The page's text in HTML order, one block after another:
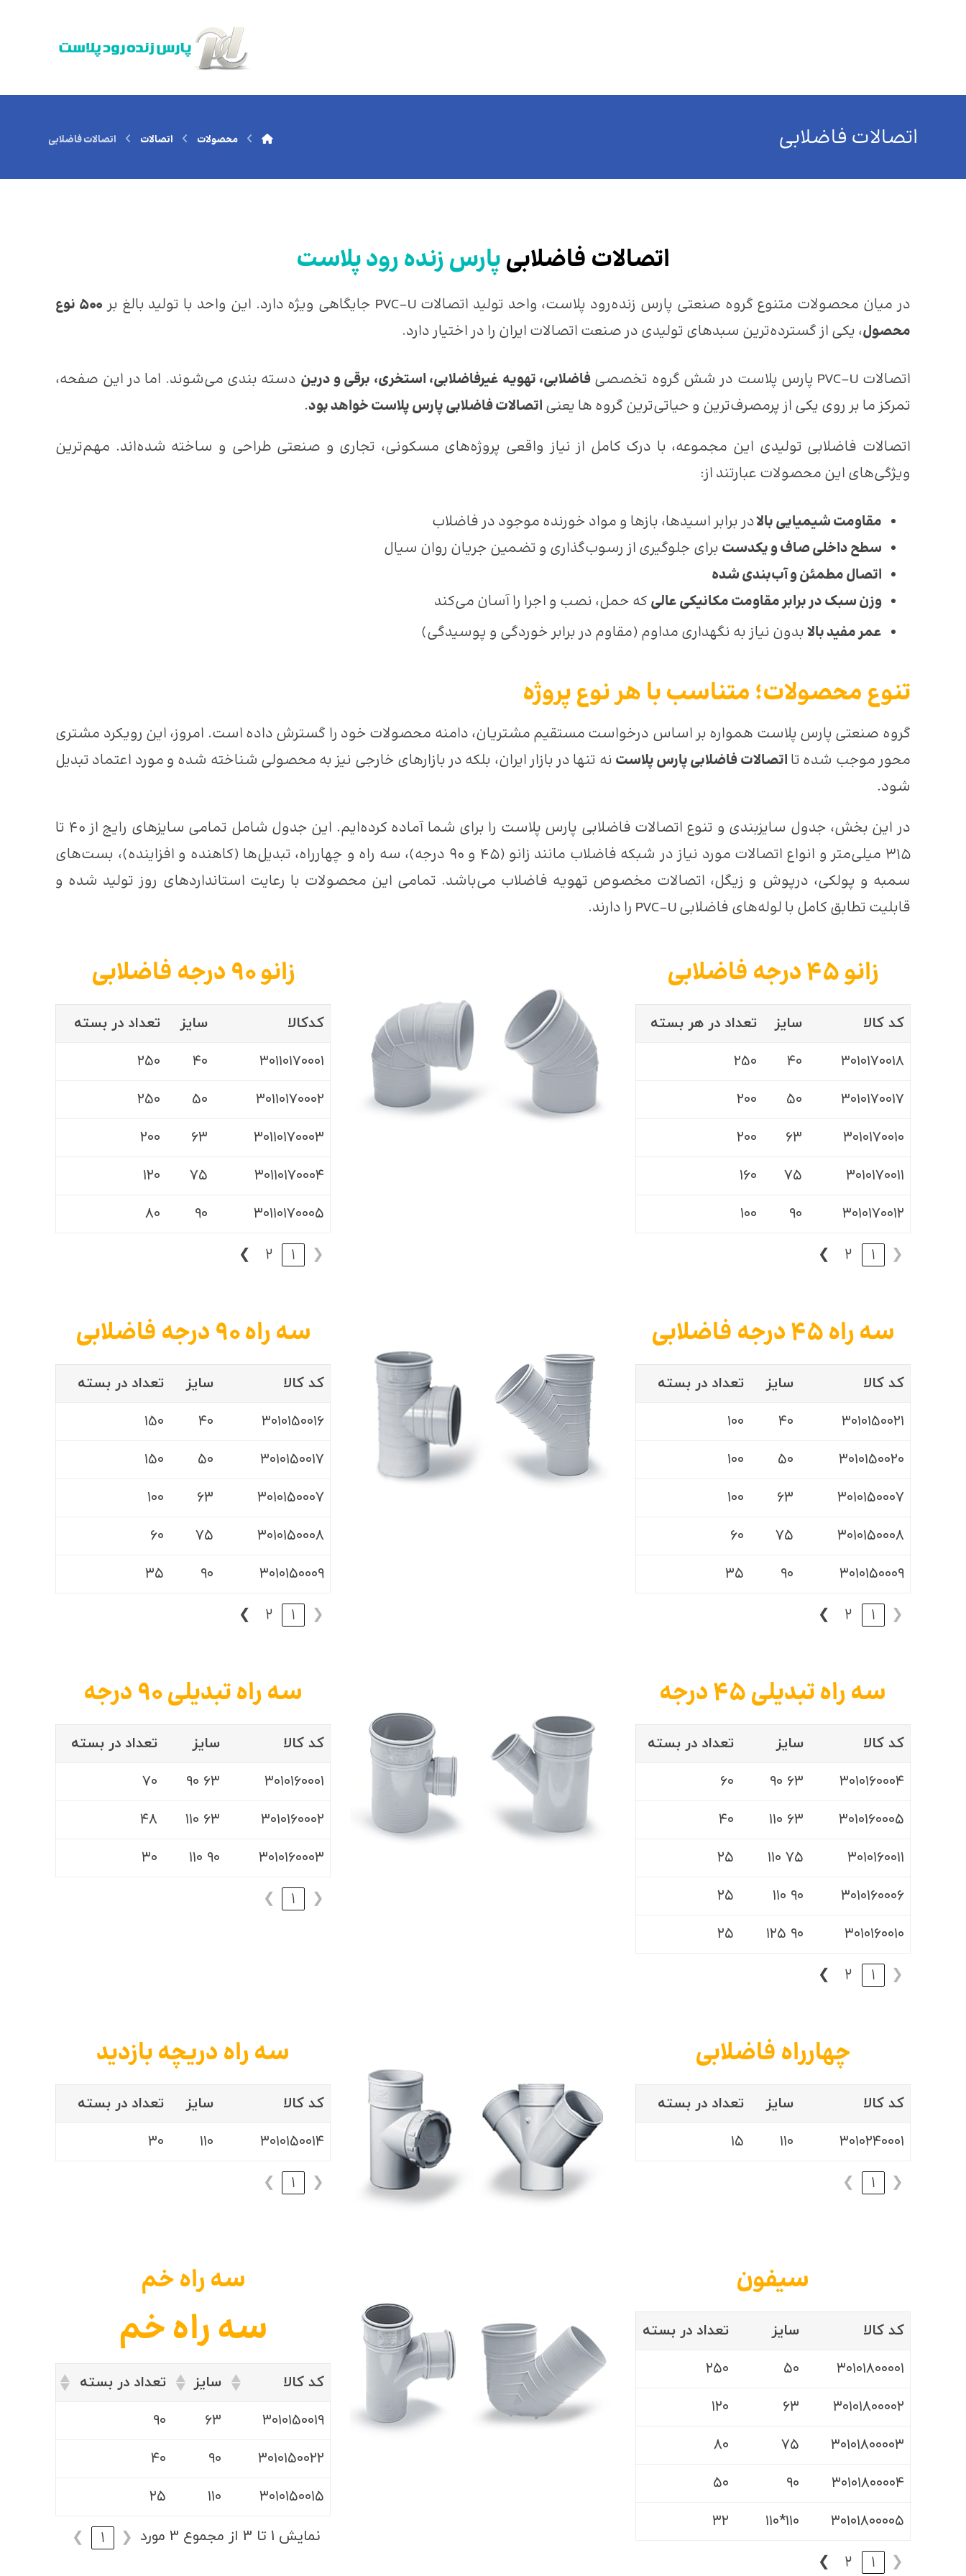
اتصالات فاضلابی محصولات اتصالات اتصالات فاضلابی
اتصالات فاضلابیپارس زنده رود پلاست
در میان محصولات متنوع گروه صنعتی پارس زنده‌رود پلاست، واحد تولید اتصالات PVC-U جایگاهی ویژه دارد. این واحد با تولید بالغ بر
۵۰۰ نوع
محصول، یکی از گسترده‌ترین سبدهای تولیدی در صنعت اتصالات ایران را در اختیار دارد.
اتصالات PVC-U پارس پلاست در شش گروه تخصصی فاضلابی، تهویه غیرفاضلابی، استخری، برقی و درین دسته بندی می‌شوند. اما در این صفحه،
تمرکز ما بر روی یکی از پرمصرف‌ترین و حیاتی‌ترین گروه ها یعنیاتصالات فاضلابی پارس پلاست خواهد بود.
اتصالات فاضلابی تولیدی این مجموعه، با درک کامل از نیاز واقعی پروژه‌های مسکونی، تجاری و صنعتی طراحی و ساخته شده‌اند. مهم‌ترین
ویژگی‌های این محصولات عبارتند از:
مقاومت شیمیایی بالادر برابر اسیدها، بازها و مواد خورنده موجود در فاضلاب
سطح داخلی صاف و یکدستبرای جلوگیری از رسوب‌گذاری و تضمین جریان روان سیال
اتصال مطمئن و آب‌بندی شده
وزن سبک در برابر مقاومت مکانیکی عالیکه حمل، نصب و اجرا را آسان می‌کند
عمر مفید بالابدون نیاز به نگهداری مداوم (مقاوم در برابر خوردگی و پوسیدگی)
تنوع محصولات؛ متناسب با هر نوع پروژه
گروه صنعتی پارس پلاست همواره بر اساس درخواست مستقیم مشتریان، دامنه محصولات خود را گسترش داده است. امروز، این رویکرد مشتری
محور موجب شده تااتصالات فاضلابی پارس پلاستنه تنها در بازار ایران، بلکه در بازارهای خارجی نیز به محصولی شناخته شده و مورد اعتماد تبدیل
شود.
در این بخش، جدول سایزبندی و تنوع اتصالات فاضلابی پارس پلاست را برای شما آماده کرده‌ایم
. این جدول شامل تمامی سایزهای رایج از ۴۰ تا
۳۱۵ میلی‌متر و انواع اتصالات مورد نیاز در شبکه فاضلاب مانند زانو (۴۵ و ۹۰ درجه)، سه راه و چهارراه، تبدیل‌ها (کاهنده و افزاینده)، بست‌های
سمبه و پولكی، درپوش و زیگل، اتصالات مخصوص تهویه فاضلاب می‌باشد. تمامی این محصولات با رعایت استانداردهای روز تولید شده و
قابلیت تطابق کامل با لوله‌های فاضلابی PVC-U را دارند.
زانو ۴۵ درجه فاضلابی
کد کالا سایز
تعداد در هر بسته
۳۰۱۰۱۷۰۰۱۸
۴۰
۲۵۰
۳۰۱۰۱۷۰۰۱۷
۵۰
۲۰۰
۳۰۱۰۱۷۰۰۱۰
۶۳
۲۰۰
۳۰۱۰۱۷۰۰۱۱
۷۵
۱۶۰
۳۰۱۰۱۷۰۰۱۲
۹۰ ۱۰۰
❮
1
2
❯
زانو ۹۰ درجه فاضلابی
کدکالا سایز
تعداد در بسته
۳۰۱۱۰۱۷۰۰۰۱
۴۰
۲۵۰
۳۰۱۱۰۱۷۰۰۰۲
۵۰
۲۵۰
۳۰۱۱۰۱۷۰۰۰۳
۶۳
۲۰۰
۳۰۱۱۰۱۷۰۰۰۴
۷۵
۱۲۰
۳۰۱۱۰۱۷۰۰۰۵
۹۰ ۸۰
❮
1
2
❯
سه راه ۴۵ درجه فاضلابی
کد کالا سایز
تعداد در بسته
۳۰۱۰۱۵۰۰۲۱
۴۰
۱۰۰
۳۰۱۰۱۵۰۰۲۰
۵۰
۱۰۰
۳۰۱۰۱۵۰۰۰۷
۶۳
۱۰۰
۳۰۱۰۱۵۰۰۰۸
۷۵
۶۰
۳۰۱۰۱۵۰۰۰۹
۹۰ ۳۵
❮
1
2
❯
سه راه ۹۰ درجه فاضلابی
کد کالا سایز
تعداد در بسته
۳۰۱۰۱۵۰۰۱۶
۴۰
۱۵۰
۳۰۱۰۱۵۰۰۱۷
۵۰
۱۵۰
۳۰۱۰۱۵۰۰۰۷
۶۳
۱۰۰
۳۰۱۰۱۵۰۰۰۸
۷۵
۶۰
۳۰۱۰۱۵۰۰۰۹
۹۰ ۳۵
❮
1
2
❯
سه راه تبدیلی ۴۵ درجه
کد کالا سایز
تعداد در بسته
۳۰۱۰۱۶۰۰۰۴
۶۳ ۹۰
۶۰
۳۰۱۰۱۶۰۰۰۵
۶۳ ۱۱۰
۴۰
۳۰۱۰۱۶۰۰۱۱
۷۵ ۱۱۰
۲۵
۳۰۱۰۱۶۰۰۰۶
۹۰ ۱۱۰
۲۵
۳۰۱۰۱۶۰۰۱۰
۹۰ ۱۲۵ ۲۵
❮
1
2
❯
سه راه تبدیلی ۹۰ درجه
کد کالا سایز
تعداد در بسته
۳۰۱۰۱۶۰۰۰۱
۶۳ ۹۰
۷۰
۳۰۱۰۱۶۰۰۰۲
۶۳ ۱۱۰
۴۸
۳۰۱۰۱۶۰۰۰۳
۹۰ ۱۱۰ ۳۰
❮
1
❯
چهارراه فاضلابی
کد کالا سایز
تعداد در بسته
۳۰۱۰۲۴۰۰۰۱
۱۱۰ ۱۵
❮
1
❯
سه راه دریچه بازدید
کد کالا سایز
تعداد در بسته
۳۰۱۰۱۵۰۰۱۴
۱۱۰ ۳۰
❮
1
❯
سیفون
کد کالا سایز
تعداد در بسته
۳۰۱۰۱۸۰۰۰۰۱
۵۰
۲۵۰
۳۰۱۰۱۸۰۰۰۰۲
۶۳
۱۲۰
۳۰۱۰۱۸۰۰۰۰۳
۷۵
۸۰
۳۰۱۰۱۸۰۰۰۰۴
۹۰
۵۰
۳۰۱۰۱۸۰۰۰۰۵
۱۱۰*۱۱۰ ۳۲
❮
1
2
❯
سه راه خم
سه راه خم
کد کالا سایز
تعداد در بسته
۳۰۱۰۱۵۰۰۱۹
۶۳
۹۰
۳۰۱۰۱۵۰۰۲۲
۹۰
۴۰
۳۰۱۰۱۵۰۰۱۵
۱۱۰
۲۵
نمایش 1 تا 3 از مجموع 3 مورد
❮
1
❯